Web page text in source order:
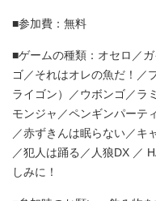
■参加費：無料
■ゲームの種類：オセロ／
ゴ／それはオレの魚だ！／
ライゴン）／ウボンゴ／ラ
モンジャ／ペンギンパーテ
／赤ずきんは眠らない／キ
／犯人は踊る／人狼DX ／
しみに！